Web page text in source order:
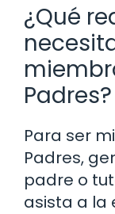
¿Qué
Padres?
Para ser
Padres,
padre o
asista a la